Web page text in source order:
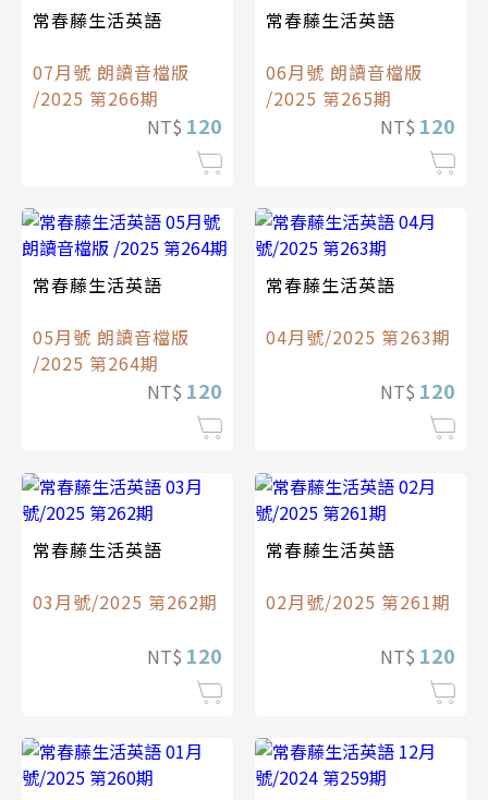
常春藤生活英語
07月號 朗讀音檔版
/2025 第266期
NT$ 120
常春藤生活英語
06月號 朗讀音檔版
/2025 第265期
NT$ 120
常春藤生活英語
05月號 朗讀音檔版
/2025 第264期
NT$ 120
常春藤生活英語
04月號/2025 第263期
NT$ 120
常春藤生活英語
03月號/2025 第262期
NT$ 120
常春藤生活英語
02月號/2025 第261期
NT$ 120